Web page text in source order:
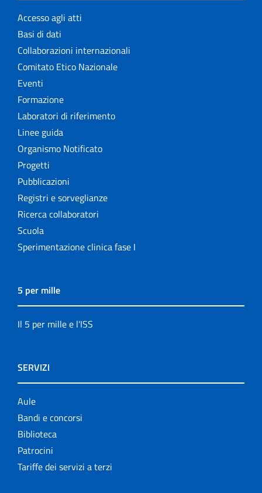
Accesso agli atti
Basi di dati
Collaborazioni internazionali
Comitato Etico Nazionale
Eventi
Formazione
Laboratori di riferimento
Linee guida
Organismo Notificato
Progetti
Pubblicazioni
Registri e sorveglianze
Ricerca collaboratori
Scuola
Sperimentazione clinica fase I
5 per mille
Il 5 per mille e l'ISS
SERVIZI
Aule
Bandi e concorsi
Biblioteca
Patrocini
Tariffe dei servizi a terzi